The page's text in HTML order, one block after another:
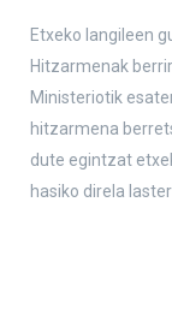
Etxeko langileen
Hitzarmenak
Ministeriotik
hitzarmena
dute egintzat
hasiko direla